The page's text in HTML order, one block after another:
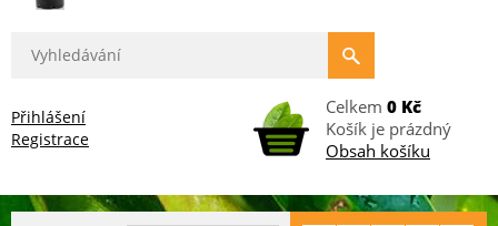
Přihlášení
Registrace
Celkem 0 Kč
Košík je prázdný
Obsah košíku